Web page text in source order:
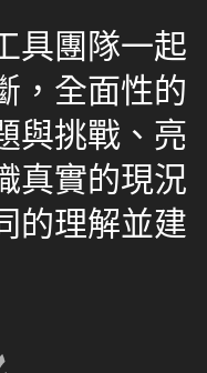
具團隊一起
，全面性的
與挑戰、亮
真實的現況
的理解並建